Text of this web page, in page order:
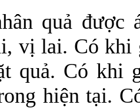
quả được
vị lai. Có khi
quả. Có khi
hiện tại.